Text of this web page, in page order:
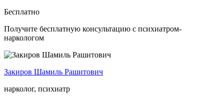
Бесплатно
Получите бесплатную консультацию с психиатром-
наркологом
Закиров Шамиль Рашитович
нарколог, психиатр